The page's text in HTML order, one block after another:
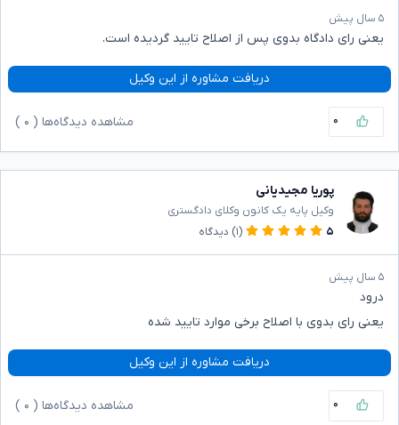
۵ سال پیش
یعنی رای دادگاه بدوی پس از اصلاح تایید گردیده است.
دریافت مشاوره از این وکیل
۰ مشاهده دیدگاه‌ها ( ۰
پوریا مجیدیانی
وکیل پایه یک کانون وکلای دادگستری
۵
(۱) دیدگاه
۵ سال پیش
درود
یعنی رای بدوی با اصلاح برخی موارد تایید شده
دریافت مشاوره از این وکیل
۰ مشاهده دیدگاه‌ها ( ۰